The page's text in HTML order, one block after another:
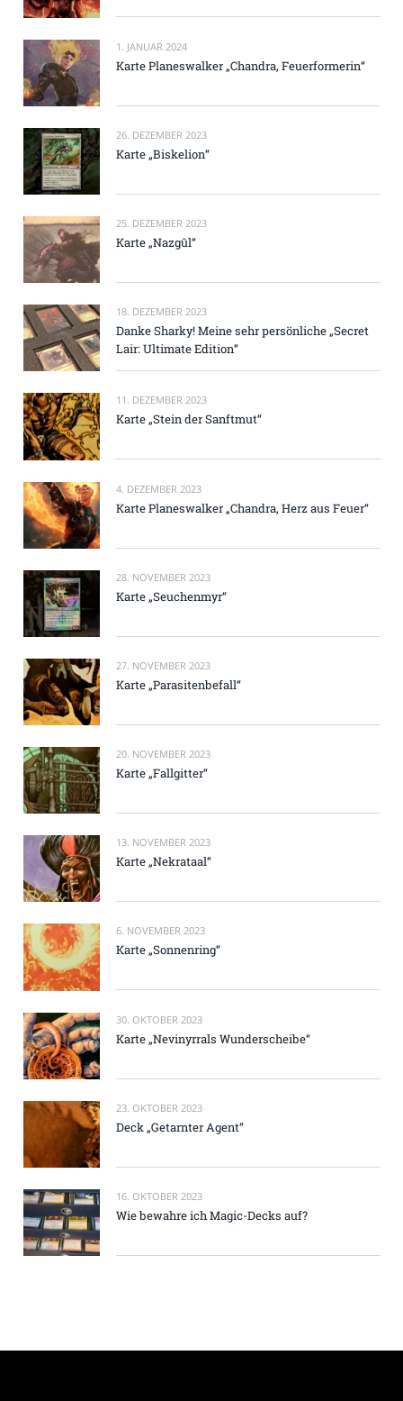
1. JANUAR 2024
Karte Planeswalker „Chandra, Feuerformerin“
26. DEZEMBER 2023
Karte „Biskelion“
25. DEZEMBER 2023
Karte „Nazgûl“
18. DEZEMBER 2023
Danke Sharky! Meine sehr persönliche „Secret
Lair: Ultimate Edition“
11. DEZEMBER 2023
Karte „Stein der Sanftmut“
4. DEZEMBER 2023
Karte Planeswalker „Chandra, Herz aus Feuer“
28. NOVEMBER 2023
Karte „Seuchenmyr“
27. NOVEMBER 2023
Karte „Parasitenbefall“
20. NOVEMBER 2023
Karte „Fallgitter“
13. NOVEMBER 2023
Karte „Nekrataal“
6. NOVEMBER 2023
Karte „Sonnenring“
30. OKTOBER 2023
Karte „Nevinyrrals Wunderscheibe“
23. OKTOBER 2023
Deck „Getarnter Agent“
16. OKTOBER 2023
Wie bewahre ich Magic-Decks auf?